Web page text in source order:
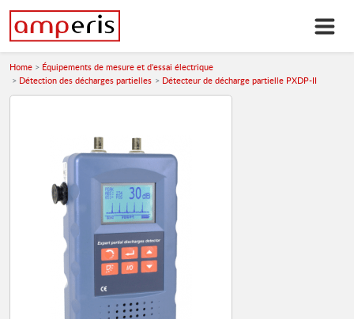
Home
Équipements de mesure et d'essai électrique
Détection des décharges partielles
Détecteur de décharge partielle PXDP-II